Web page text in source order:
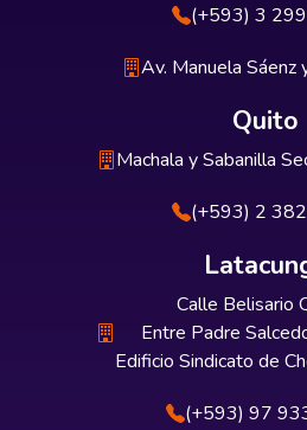
(+593) 3
Av. Manuela Sáenz
Quito
Machala y Sabanilla
(+593) 2
Calle Belisario
Entre Padre
Edificio Sindicato de
(+593) 97